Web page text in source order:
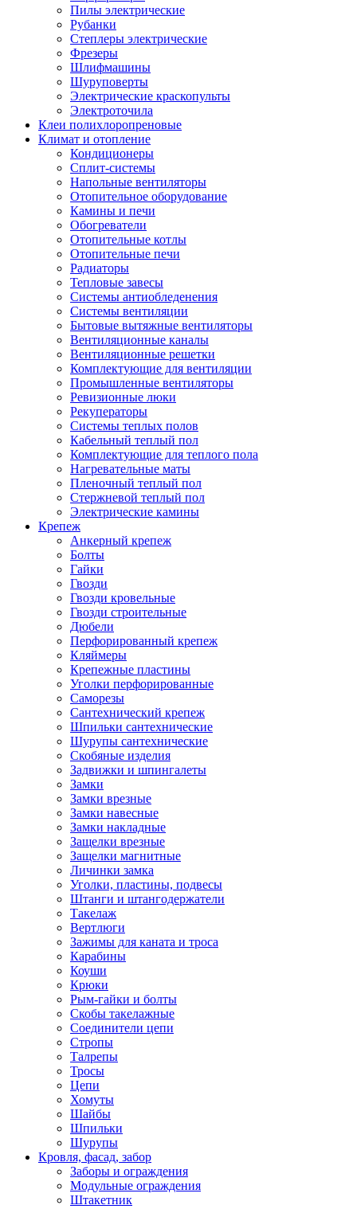
Пилы электрические
Рубанки
Степлеры электрические
Фрезеры
Шлифмашины
Шуруповерты
Электрические краскопульты
Электроточила
Клеи полихлоропреновые
Климат и отопление
Кондиционеры
Сплит-системы
Напольные вентиляторы
Отопительное оборудование
Камины и печи
Обогреватели
Отопительные котлы
Отопительные печи
Радиаторы
Тепловые завесы
Системы антиобледенения
Системы вентиляции
Бытовые вытяжные вентиляторы
Вентиляционные каналы
Вентиляционные решетки
Комплектующие для вентиляции
Промышленные вентиляторы
Ревизионные люки
Рекуператоры
Системы теплых полов
Кабельный теплый пол
Комплектующие для теплого пола
Нагревательные маты
Пленочный теплый пол
Стержневой теплый пол
Электрические камины
Крепеж
Анкерный крепеж
Болты
Гайки
Гвозди
Гвозди кровельные
Гвозди строительные
Дюбели
Перфорированный крепеж
Кляймеры
Крепежные пластины
Уголки перфорированные
Саморезы
Сантехнический крепеж
Шпильки сантехнические
Шурупы сантехнические
Скобяные изделия
Задвижки и шпингалеты
Замки
Замки врезные
Замки навесные
Замки накладные
Защелки врезные
Защелки магнитные
Личинки замка
Уголки, пластины, подвесы
Штанги и штангодержатели
Такелаж
Вертлюги
Зажимы для каната и троса
Карабины
Коуши
Крюки
Рым-гайки и болты
Скобы такелажные
Соединители цепи
Стропы
Талрепы
Тросы
Цепи
Хомуты
Шайбы
Шпильки
Шурупы
Кровля, фасад, забор
Заборы и ограждения
Модульные ограждения
Штакетник